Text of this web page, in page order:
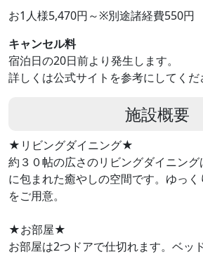
お1人様5,470円～※別途諸経費550円
キャンセル料
宿泊日の20日前より発生します。
詳しくは公式サイトを参考にしてくだ
施設概要
★リビングダイニング★
約３０帖の広さのリビングダイニン
に包まれた癒やしの空間です。ゆっ
をご用意。
★お部屋★
お部屋は2つドアで仕切れます。ベッド